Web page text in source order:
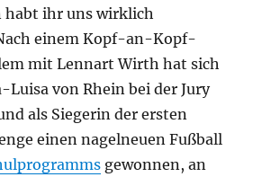
habt ihr uns wirklich
einem Kopf-an-Kopf-
mit Lennart Wirth hat sich
Luisa von Rhein bei der Jury
als Siegerin der ersten
einen nagelneuen Fußball
gewonnen, an